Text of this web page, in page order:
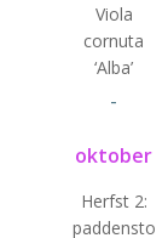
Viola
cornuta
‘Alba’
-
oktober
Herfst 2: